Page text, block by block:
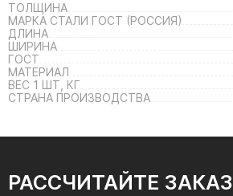
ТОЛЩИНА
МАРКА СТАЛИ ГОСТ (РОССИЯ)
ДЛИНА
ШИРИНА
ГОСТ
МАТЕРИАЛ
ВЕС 1 ШТ, КГ
СТРАНА ПРОИЗВОДСТВА
РАССЧИТАЙТЕ ЗАКАЗ